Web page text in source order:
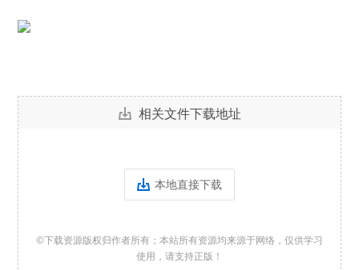
相关文件下载地址
本地直接下载
©下载资源版权归作者所有；本站所有资源均来源于网络，仅供学习
使用，请支持正版！